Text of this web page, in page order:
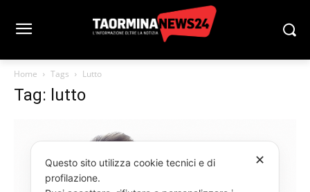
Home Tags Lutto
Tag: lutto
✕
Questo sito utilizza cookie tecnici e di
profilazione.